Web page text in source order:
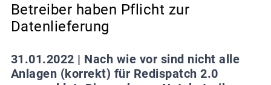
Betreiber haben Pflicht zur
Datenlieferung
31.01.2022 | Nach wie vor sind nicht alle
Anlagen (korrekt) für Redispatch 2.0